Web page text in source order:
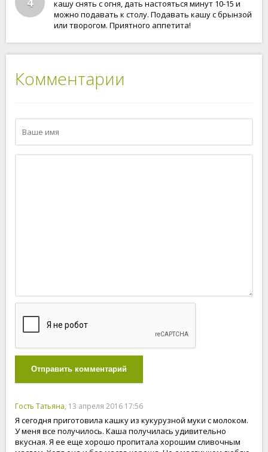
кашу снять с огня, дать настояться минут 10-15 и
можно подавать к столу. Подавать кашу с брынзой
или творогом. Приятного аппетита!
Комментарии
Отправить комментарий
Гость Татьяна, 13 апреля 2016 17:56
Я сегодня приготовила кашку из кукурузной муки с молоком.
У меня все получилось. Каша получилась удивительно
вкусная. Я ее еще хорошо пропитала хорошим сливочным